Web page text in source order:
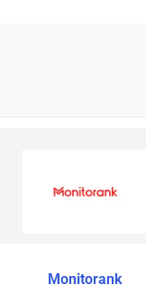
Monitorank